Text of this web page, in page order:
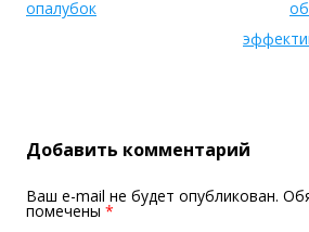
опалубок
Добавить комментарий
Ваш e-mail не будет опубликован.
помечены *